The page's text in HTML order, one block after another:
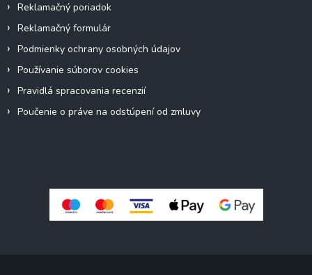
Reklamačný poriadok
Reklamačný formulár
Podmienky ochrany osobných údajov
Používanie súborov cookies
Pravidlá spracovania recenzií
Poučenie o práve na odstúpení od zmluvy